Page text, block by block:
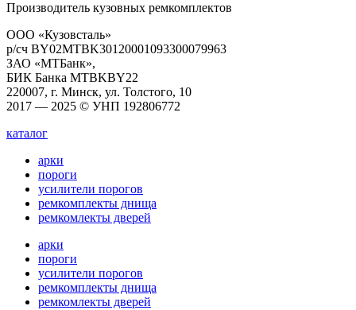
Производитель кузовных ремкомплектов
ООО «Кузовсталь»
р/сч BY02MTBK30120001093300079963
ЗАО «МТБанк»,
БИК Банка MTBKBY22
220007, г. Минск, ул. Толстого, 10
2017 — 2025 © УНП 192806772
каталог
арки
пороги
усилители порогов
ремкомплекты днища
ремкомлекты дверей
арки
пороги
усилители порогов
ремкомплекты днища
ремкомлекты дверей